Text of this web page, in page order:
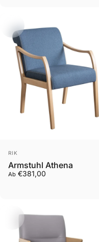
Anbieter:
RIK
Armstuhl Athena
Ab €381,00